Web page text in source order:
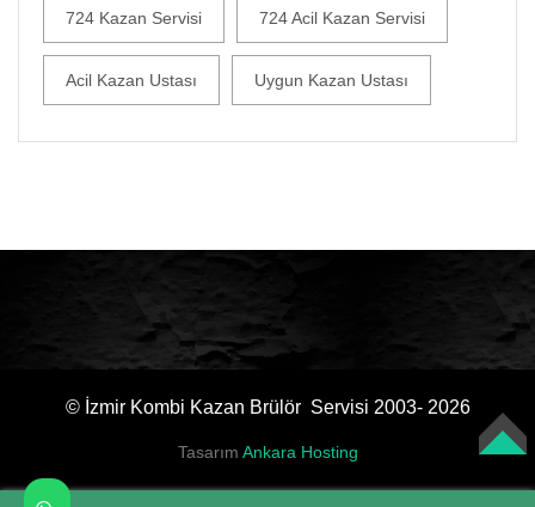
724 Kazan Servisi 724 Acil Kazan Servisi
Acil Kazan Ustası Uygun Kazan Ustası
© İzmir Kombi Kazan Brülör Servisi 2003- 2026
Tasarım Ankara Hosting TOP